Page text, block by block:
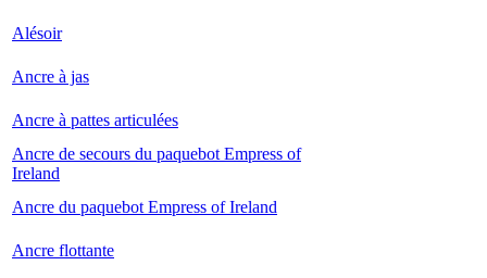
Alésoir
Ancre à jas
Ancre à pattes articulées
Ancre de secours du paquebot Empress of
Ireland
Ancre du paquebot Empress of Ireland
Ancre flottante